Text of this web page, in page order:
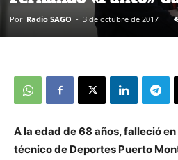
Por Radio SAGO - 3 de octubre de 2017
A la edad de 68 años, falleció
técnico de Deportes Puerto